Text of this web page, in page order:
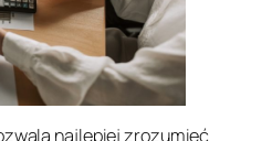
najlepiej zrozumieć